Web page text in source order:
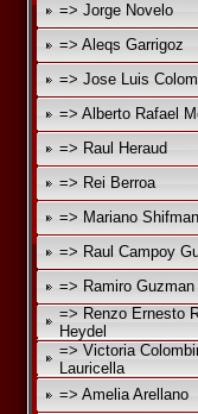
=> Jorge Novelo
=> Aleqs Garrigoz
=> Jose Luis
=> Alberto Rafael
=> Raul Heraud
=> Rei Berroa
=> Mariano Shifman
=> Raul Campoy
=> Ramiro Guzman
=> Renzo Ernesto
Heydel
=> Victoria
Lauricella
=> Amelia Arellano